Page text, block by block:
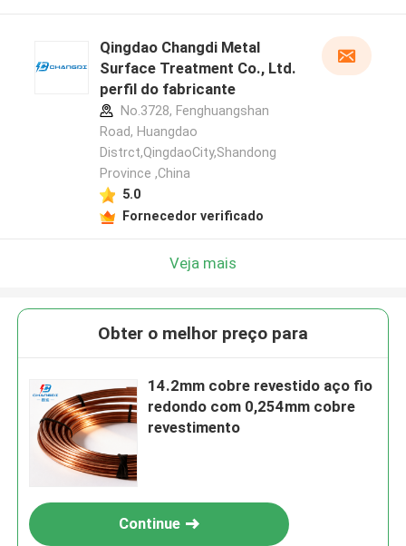
Qingdao Changdi Metal
Surface Treatment Co., Ltd.
perfil do fabricante
No.3728, Fenghuangshan
Road, Huangdao
Distrct,QingdaoCity,Shandong
Province ,China
5.0
Fornecedor verificado
Veja mais
Obter o melhor preço para
14.2mm cobre revestido aço fio
redondo com 0,254mm cobre
revestimento
Continue